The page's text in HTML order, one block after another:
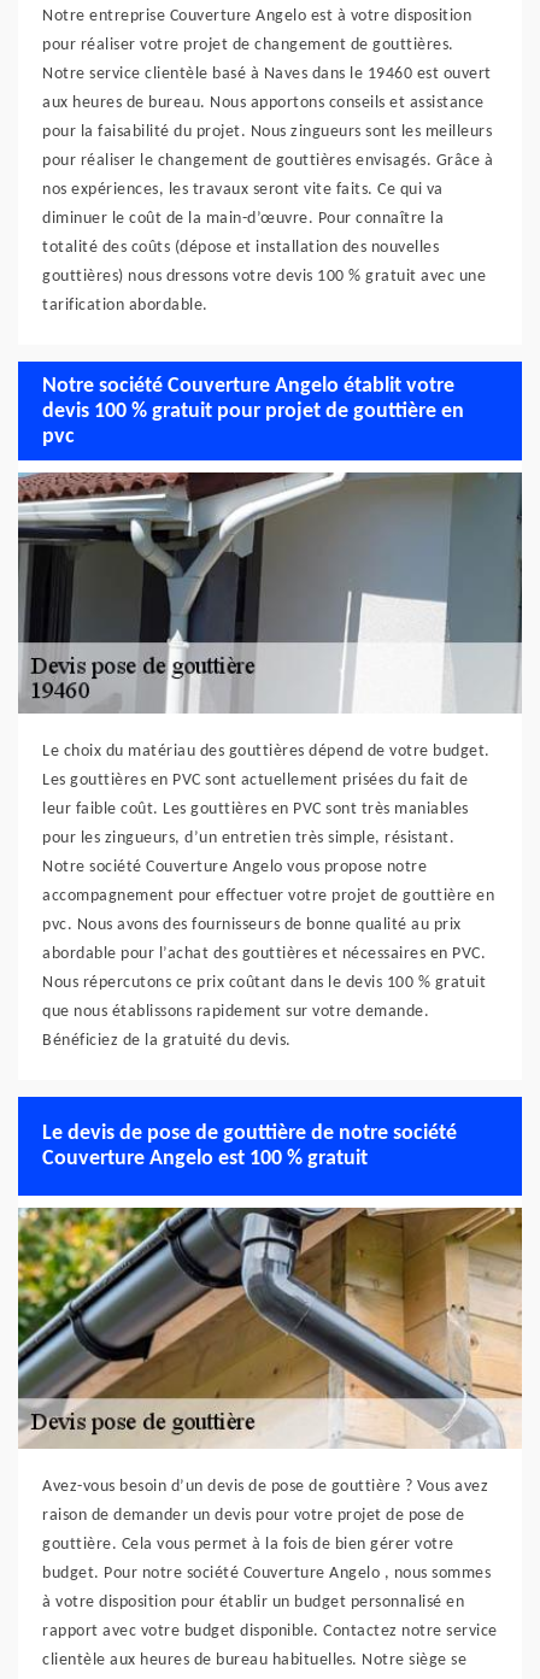
Notre entreprise Couverture Angelo est à votre disposition
pour réaliser votre projet de changement de gouttières.
Notre service clientèle basé à Naves dans le 19460 est ouvert
aux heures de bureau. Nous apportons conseils et assistance
pour la faisabilité du projet. Nous zingueurs sont les meilleurs
pour réaliser le changement de gouttières envisagés. Grâce à
nos expériences, les travaux seront vite faits. Ce qui va
diminuer le coût de la main-d’œuvre. Pour connaître la
totalité des coûts (dépose et installation des nouvelles
gouttières) nous dressons votre devis 100 % gratuit avec une
tarification abordable.
Notre société Couverture Angelo établit votre
devis 100 % gratuit pour projet de gouttière en
pvc
Le choix du matériau des gouttières dépend de votre budget.
Les gouttières en PVC sont actuellement prisées du fait de
leur faible coût. Les gouttières en PVC sont très maniables
pour les zingueurs, d’un entretien très simple, résistant.
Notre société Couverture Angelo vous propose notre
accompagnement pour effectuer votre projet de gouttière en
pvc. Nous avons des fournisseurs de bonne qualité au prix
abordable pour l’achat des gouttières et nécessaires en PVC.
Nous répercutons ce prix coûtant dans le devis 100 % gratuit
que nous établissons rapidement sur votre demande.
Bénéficiez de la gratuité du devis.
Le devis de pose de gouttière de notre société
Couverture Angelo est 100 % gratuit
Avez-vous besoin d’un devis de pose de gouttière ? Vous avez
raison de demander un devis pour votre projet de pose de
gouttière. Cela vous permet à la fois de bien gérer votre
budget. Pour notre société Couverture Angelo , nous sommes
à votre disposition pour établir un budget personnalisé en
rapport avec votre budget disponible. Contactez notre service
clientèle aux heures de bureau habituelles. Notre siège se